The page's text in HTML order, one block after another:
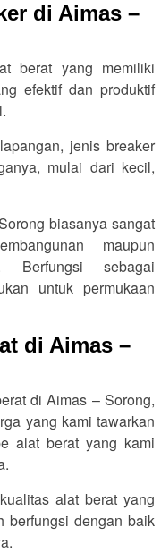
di Aimas –
berat yang memiliki
efektif dan produktif
jenis breaker
mulai dari kecil,
biasanya sangat
maupun
Berfungsi sebagai
untuk permukaan
di Aimas –
di Aimas – Sorong,
yang kami tawarkan
alat berat yang kami
alat berat yang
berfungsi dengan baik